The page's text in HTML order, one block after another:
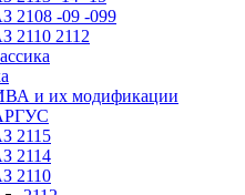
2108 -09 -099
2110 2112
и их модификации
2115
2114
2110